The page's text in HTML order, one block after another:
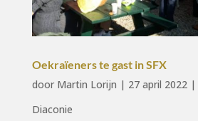
Oekraïeners te gast in SFX
door Martin Lorijn | 27 april 2022|
Diaconie